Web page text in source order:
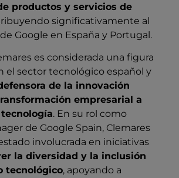
productos y servicios de
significativamente al
Google en España y Portugal.
es considerada una figura
el sector tecnológico español y
de la innovación
empresarial a
. En su rol como
de Google Spain, Clemares
involucrada en iniciativas
la diversidad y la inclusión
tecnológico, apoyando a